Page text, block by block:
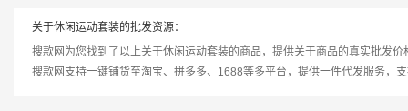
关于休闲运动套装的批发资源：
搜款网为您找到了以上关于休闲运动套装的商品，提供关于商品的真实批发价
搜款网支持一键铺货至淘宝、拼多多、1688等多平台，提供一件代发服务，